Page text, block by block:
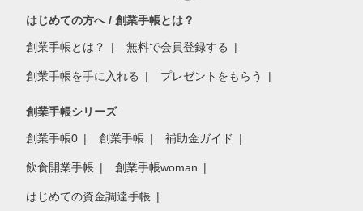
はじめての方へ / 創業手帳とは？
創業手帳とは？ 無料で会員登録する
創業手帳を手に入れる プレゼントをもらう
創業手帳シリーズ
創業手帳0 創業手帳 補助金ガイド
飲食開業手帳 創業手帳woman
はじめての資金調達手帳